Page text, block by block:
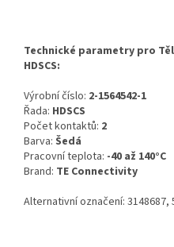
Technické parametry pro
HDSCS:
Výrobní číslo: 2-1564542-1
Řada: HDSCS
Počet kontaktů: 2
Barva: Šedá
Pracovní teplota: -40 až 140°C
Brand: TE Connectivity
Alternativní označení: 3148687,